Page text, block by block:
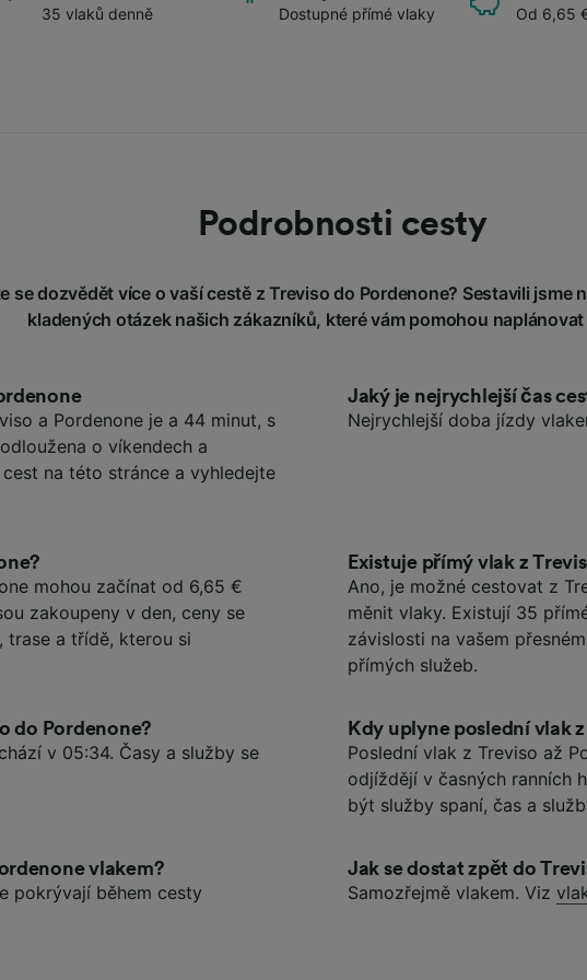
35 vlaků denně
Dostupné přímé vlaky
Od 6,65
Podrobnosti cesty
se dozvědět více o vaší cestě z Treviso do Pordenone? Sestavili jsme
kladených otázek našich zákazníků, které vám pomohou
a Pordenone je a 44 minut, s
o víkendech a
na této stránce a vyhledejte
Jaký je nejrychlejší čas
Nejrychlejší doba jízdy
mohou začínat od 6,65 €
zakoupeny v den, ceny se
trase a třídě, kterou si
Existuje přímý vlak z
Ano, je možné cestovat z
měnit vlaky. Existují 35
závislosti na vašem
přímých služeb.
do Pordenone?
v 05:34. Časy a služby se
Kdy uplyne poslední vlak
Poslední vlak z Treviso až
odjíždějí v časných ranních
být služby spaní, čas a
vlakem?
pokrývají během cesty
Jak se dostat zpět do
Samozřejmě vlakem. Viz